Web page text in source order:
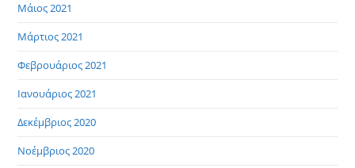
Μάιος 2021
Μάρτιος 2021
Φεβρουάριος 2021
Ιανουάριος 2021
Δεκέμβριος 2020
Νοέμβριος 2020